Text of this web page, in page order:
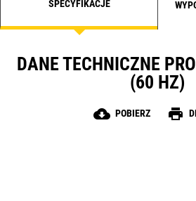
SPECYFIKACJE
DANE TECHNICZNE
(60 HZ)
cloud_download POBIERZ print